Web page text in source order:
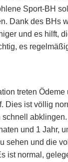
Sport-BH
Dank des BHs
und es hilft,
es
treten
Dies ist völlig
schnell
und 1 Jahr,
sehen und die
ist normal,